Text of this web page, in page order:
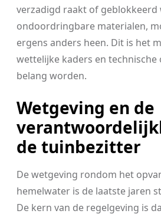
verzadigd raakt of
ondoordringbare materialen,
ergens anders heen. Dit is het
wettelijke kaders en technische
belang worden.
Wetgeving en de
de tuinbezitter
De wetgeving rondom het
hemelwater is de laatste jaren
De kern van de regelgeving is